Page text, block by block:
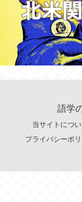
語学
当サイトについ
プライバシーポ